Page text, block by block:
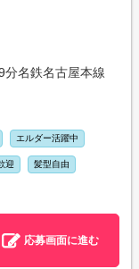
分名鉄名古屋本線
エルダー活躍中
迎 髪型自由
応募画面に進む